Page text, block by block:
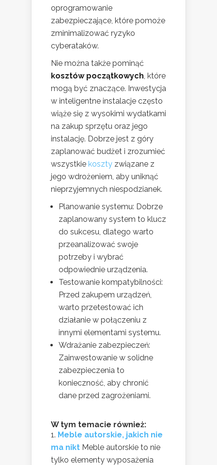
oprogramowanie
zabezpieczające, które pomoże
zminimalizować ryzyko
cyberataków.
Nie można także pominąć
kosztów początkowych, które
mogą być znaczące. Inwestycja
w inteligentne instalacje często
wiąże się z wysokimi wydatkami
na zakup sprzętu oraz jego
instalację. Dobrze jest z góry
zaplanować budżet i zrozumieć
wszystkie koszty związane z
jego wdrożeniem, aby uniknąć
nieprzyjemnych niespodzianek.
Planowanie systemu: Dobrze
zaplanowany system to klucz
do sukcesu, dlatego warto
przeanalizować swoje
potrzeby i wybrać
odpowiednie urządzenia.
Testowanie kompatybilności:
Przed zakupem urządzeń,
warto przetestować ich
działanie w połączeniu z
innymi elementami systemu.
Wdrażanie zabezpieczeń:
Zainwestowanie w solidne
zabezpieczenia to
konieczność, aby chronić
dane przed zagrożeniami.
W tym temacie również:
Meble autorskie, jakich nie
ma nikt Meble autorskie to nie
tylko elementy wyposażenia